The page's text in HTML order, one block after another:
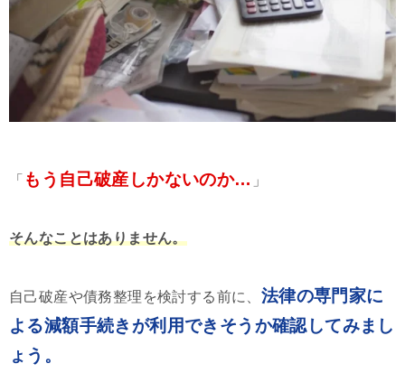
「 もう自己破産しかないのか… 」
そんなことはありません。
自己破産や債務整理を検討する前に、 法律の専門家に
よる減額手続きが利用できそうか確認してみまし
ょう。